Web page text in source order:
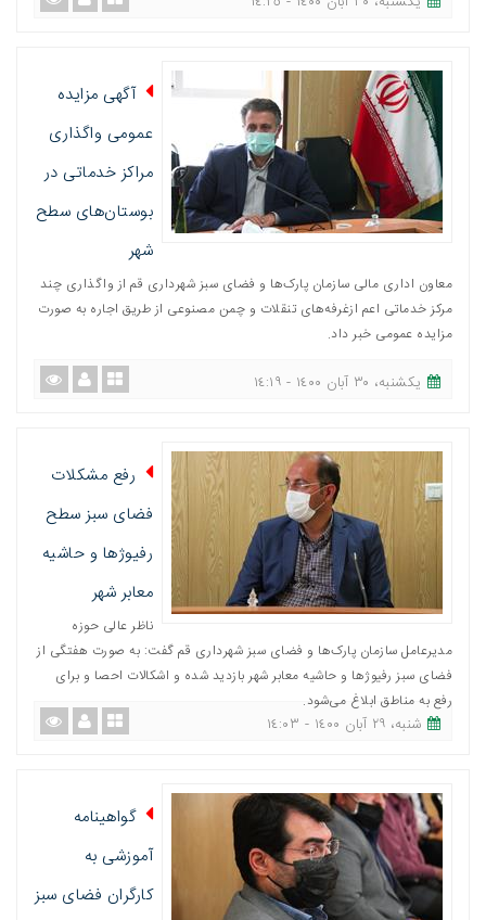
آگهی مزایده
عمومی واگذاری
مراکز خدماتی در
بوستان‌های سطح
شهر
معاون اداری مالی سازمان پارک‌ها و فضای سبز شهرداری قم از واگذاری چند
مرکز خدماتی اعم ازغرفه‌های تنقلات و چمن مصنوعی از طریق اجاره به صورت
مزایده عمومی خبر داد.
یکشنبه، ٣٠ آبان ١٤٠٠ - ١٤:١٩
رفع مشکلات
فضای سبز سطح
رفیوژها و حاشیه
معابر شهر
ناظر عالی حوزه
مدیرعامل سازمان پارک‌ها و فضای سبز شهرداری قم گفت: به صورت هفتگی از
فضای سبز رفیوژها و حاشیه معابر شهر بازدید شده و اشکالات احصا و برای
رفع به مناطق ابلاغ می‌شود.
شنبه، ٢٩ آبان ١٤٠٠ - ١٤:٠٣
گواهینامه
آموزشی به
کارگران فضای سبز